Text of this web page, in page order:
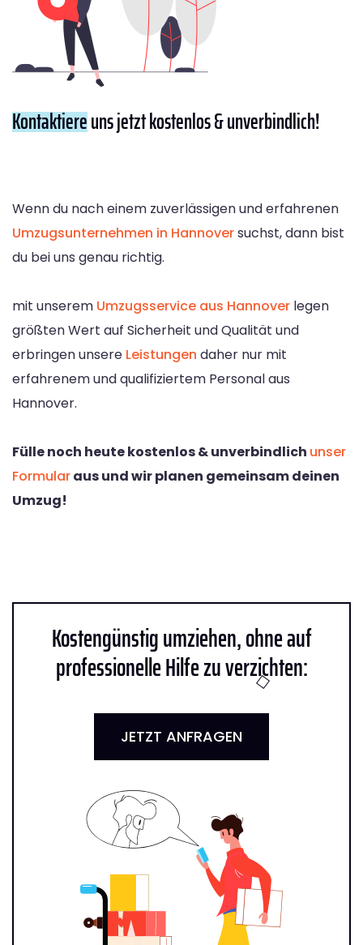
Kontaktiereuns jetzt kostenlos & unverbindlich!
Wenn du nach einem zuverlässigen und erfahrenen
Umzugsunternehmen in Hannoversuchst, dann bist
du bei uns genau richtig.
mit unserem Umzugsservice aus Hannover legen
größten Wert auf Sicherheit und Qualität und
erbringen unsere Leistungen daher nur mit
erfahrenem und qualifiziertem Personal aus
Hannover.
Fülle noch heute kostenlos & unverbindlich unser
Formularaus und wir planen gemeinsam deinen
Umzug!
Kostengünstig umziehen, ohne auf
professionelle Hilfe zu verzichten:
JETZT ANFRAGEN